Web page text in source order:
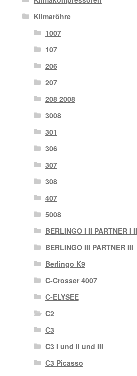
Klimaröhre
1007
107
206
207
208 2008
3008
301
306
307
308
407
5008
BERLINGO I II PARTNER I II
BERLINGO III PARTNER III
Berlingo K9
C-Crosser 4007
C-ELYSEE
C2
C3
C3 I und II und III
C3 Picasso